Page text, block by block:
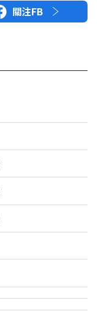
關注FB